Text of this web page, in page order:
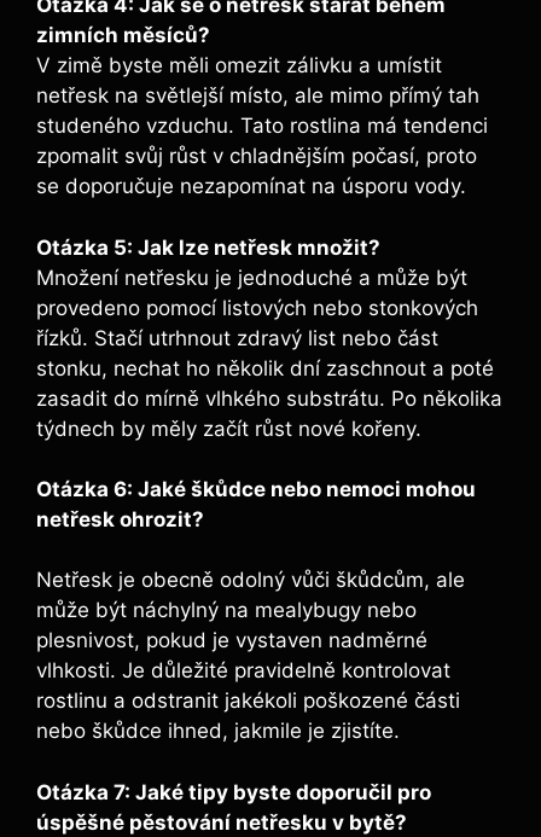
Otázka ​4: Jak se o⁤ netřesk ​starat během
zimních měsíců?
V zimě byste měli omezit zálivku ​a ⁤umístit
netřesk na světlejší místo, ale mimo přímý tah
studeného vzduchu.⁢ Tato rostlina má tendenci
zpomalit svůj růst⁢ v‍ chladnějším počasí, proto
se doporučuje nezapomínat na úsporu vody.
Otázka 5: Jak​ lze netřesk množit?
Množení netřesku ⁤je jednoduché a může být
provedeno pomocí listových nebo ​stonkových
řízků. Stačí utrhnout zdravý list nebo část
stonku, nechat ho několik dní zaschnout ​a poté
zasadit ​do mírně vlhkého substrátu. ​Po několika
týdnech by měly⁤ začít růst nové kořeny.
Otázka 6: Jaké ‍škůdce nebo nemoci mohou⁣
netřesk ohrozit?
Netřesk⁤ je obecně odolný vůči škůdcům, ale
může být ⁣náchylný na ‍mealybugy nebo
plesnivost, pokud‍ je‌ vystaven nadměrné
vlhkosti. ⁣Je důležité pravidelně kontrolovat
rostlinu a odstranit jakékoli poškozené části ​
nebo škůdce‌ ihned, jakmile je zjistíte.
Otázka ​7: Jaké tipy byste doporučil ‌pro
úspěšné pěstování netřesku v bytě?